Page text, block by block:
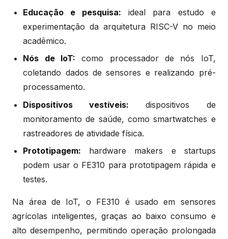
Educação e pesquisa: ideal para estudo e
experimentação da arquitetura RISC-V no meio
acadêmico.
Nós de IoT: como processador de nós IoT,
coletando dados de sensores e realizando pré-
processamento.
Dispositivos vestíveis: dispositivos de
monitoramento de saúde, como smartwatches e
rastreadores de atividade física.
Prototipagem: hardware makers e startups
podem usar o FE310 para prototipagem rápida e
testes.
Na área de IoT, o FE310 é usado em sensores
agrícolas inteligentes, graças ao baixo consumo e
alto desempenho, permitindo operação prolongada